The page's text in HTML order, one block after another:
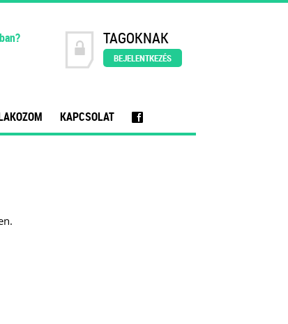
TAGOKNAK
BEJELENTKEZÉS
KAPCSOLAT f